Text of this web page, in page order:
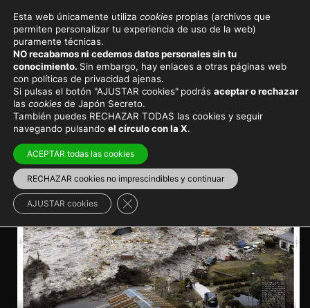
Noticias de actualidad en Japón
Cuarto aniversario del
tsunami de Tōhoku
Noticias
Esta web únicamente utiliza cookies propias (archivos que
permiten personalizar tu experiencia de uso de la web)
puramente técnicas.
NO recabamos ni cedemos datos personales sin tu
conocimiento. Sin embargo, hay enlaces a otras páginas web
con políticas de privacidad ajenas.
Si pulsas el botón "AJUSTAR cookies" podrás aceptar o rechazar
las cookies de Japón Secreto.
También puedes RECHAZAR TODAS las cookies y seguir
navegando pulsando el círculo con la X.
ACEPTAR todas las cookies
RECHAZAR cookies no imprescindibles y continuar
AJUSTAR cookies Cerrar el banner de cookies RGPD